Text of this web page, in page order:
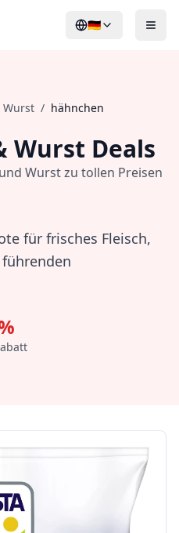
🇩🇪
Wurst / hähnchen
Wurst Deals
Wurst zu tollen Preisen
für frisches Fleisch,